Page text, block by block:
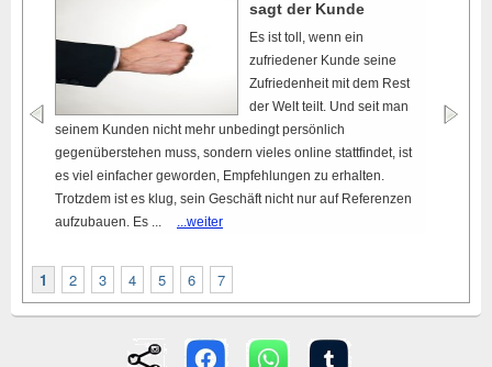
sagt der Kunde
Es ist toll, wenn ein
zufriedener Kunde seine
Zufriedenheit mit dem Rest
der Welt teilt. Und seit man
seinem Kunden nicht mehr unbedingt persönlich
gegenüberstehen muss, sondern vieles online stattfindet, ist
es viel einfacher geworden, Empfehlungen zu erhalten.
Trotzdem ist es klug, sein Geschäft nicht nur auf Referenzen
aufzubauen. Es ...
...weiter
1 2 3 4 5 6 7